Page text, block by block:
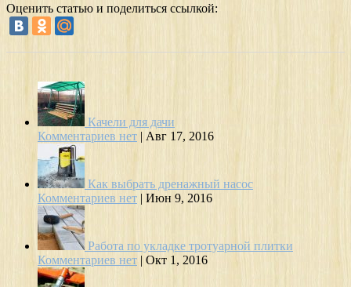
Оценить статью и поделиться ссылкой:
Качели для дачи
Комментариев нет | Авг 17, 2016
Как выбрать дренажный насос
Комментариев нет | Июн 9, 2016
Работа по укладке тротуарной плитки
Комментариев нет | Окт 1, 2016